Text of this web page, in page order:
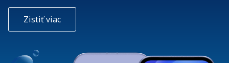
Zistiť viac